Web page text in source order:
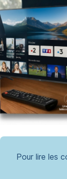
Pour lire les